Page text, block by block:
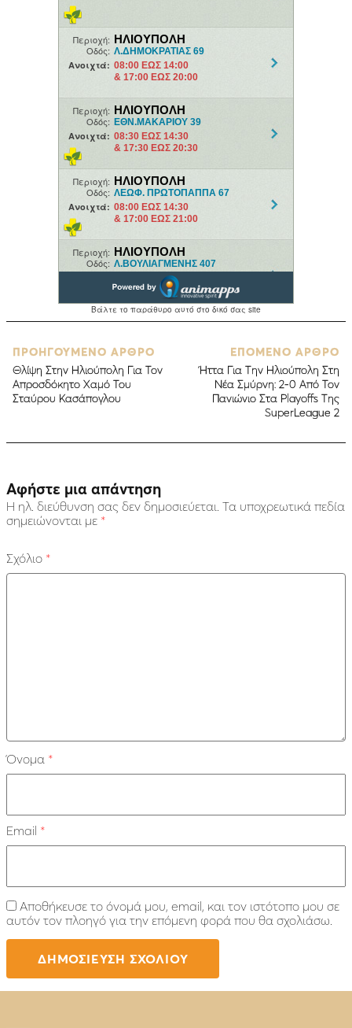
ΠΡΟΗΓΟΥΜΕΝΟ ΑΡΘΡΟ
Θλίψη Στην Ηλιούπολη Για Τον
Απροσδόκητο Χαμό Του
Σταύρου Κασάπογλου
ΕΠΟΜΕΝΟ ΑΡΘΡΟ
Ήττα Για Την Ηλιούπολη Στη
Νέα Σμύρνη: 2-0 Από Τον
Πανιώνιο Στα Playoffs Της
SuperLeague 2
Αφήστε μια απάντηση
Η ηλ. διεύθυνση σας δεν δημοσιεύεται. Τα υποχρεωτικά πεδία
σημειώνονται με *
Σχόλιο *
Όνομα *
Email *
Αποθήκευσε το όνομά μου, email, και τον ιστότοπο μου σε
αυτόν τον πλοηγό για την επόμενη φορά που θα σχολιάσω.